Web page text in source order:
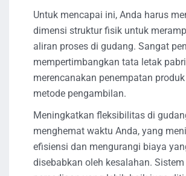
Untuk mencapai ini, Anda harus
dimensi struktur fisik untuk
aliran proses di gudang. Sangat
mempertimbangkan tata letak
merencanakan penempatan
metode pengambilan.
Meningkatkan fleksibilitas di
menghemat waktu Anda, yang
efisiensi dan mengurangi biaya
disebabkan oleh kesalahan.